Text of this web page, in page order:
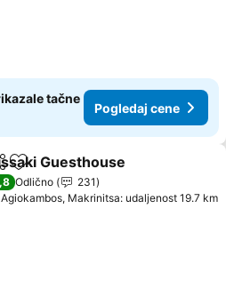
tačne
Pogledaj cene
Dodati u favorite
Guesthouse
Odlično
231
Agiokambos, Makrinitsa: udaljenost 19.7 km